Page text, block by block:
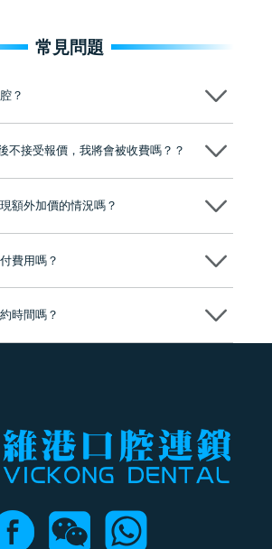
常見問題
？
業領袖品牌」，是諾貝爾種植系統全球放心植牙中
國家和地區的顧客，受到粵港澳大灣區及周邊城
，有任何問題都可以隨時預約免費咨詢，讓人十
不接受報價，我將會被收費嗎？？
額外加價的情況嗎？
費用嗎？
當日匯率轉算收取費用，而匯率會及時告知客人
時間嗎？